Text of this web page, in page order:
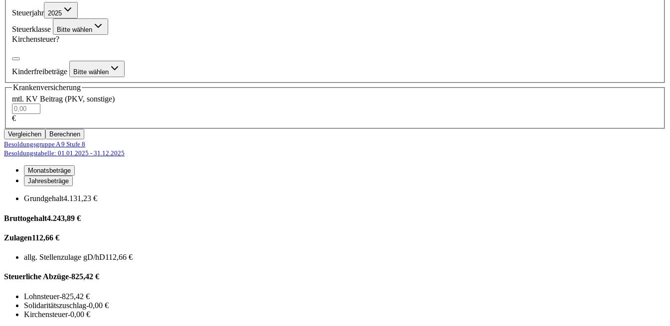
Steuerjahr 2025
Steuerklasse Bitte wählen
Kirchensteuer?
Kinderfreibeträge Bitte wählen
Krankenversicherung
mtl. KV Beitrag (PKV, sonstige)
€
Vergleichen
Berechnen
Besoldungsgruppe A 9 Stufe 8
Besoldungstabelle: 01.01.2025 - 31.12.2025
Monatsbeträge
Jahresbeträge
Grundgehalt4.131,23 €
Bruttogehalt4.243,89 €
Zulagen112,66 €
allg. Stellenzulage gD/hD112,66 €
Steuerliche Abzüge-825,42 €
Lohnsteuer-825,42 €
Solidaritätszuschlag-0,00 €
Kirchensteuer-0,00 €